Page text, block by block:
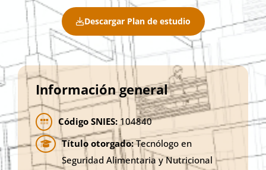
Descargar Plan de estudio
Información general
Código SNIES: 104840
Título otorgado:Tecnólogo en
Seguridad Alimentaria y Nutricional